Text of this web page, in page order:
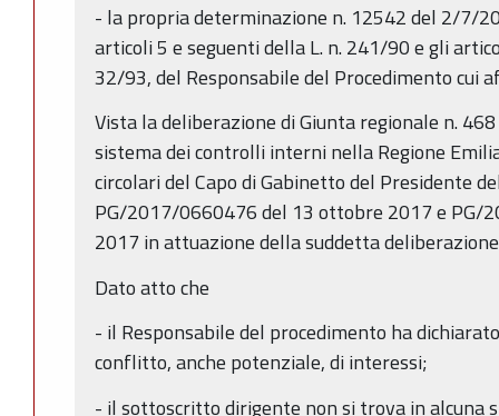
- la propria determinazione n. 12542 del 2/7/
articoli 5 e seguenti della L. n. 241/90 e gli
32/93, del Responsabile del Procedimento cui
Vista la deliberazione di Giunta regionale n.
sistema dei controlli interni nella Regione
circolari del Capo di Gabinetto del Presidente
PG/2017/0660476 del 13 ottobre 2017 e PG/
2017 in attuazione della suddetta
Dato atto che
- il Responsabile del procedimento ha
conflitto, anche potenziale, di interessi;
- il sottoscritto dirigente non si trova in alcuna